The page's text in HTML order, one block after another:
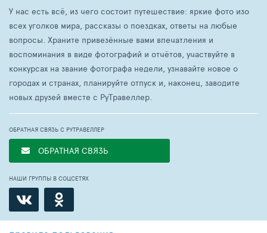
У нас есть всё, из чего состоит путешествие: яркие фото изо
всех уголков мира, рассказы о поездках, ответы на любые
вопросы. Храните привезённые вами впечатления и
воспоминания в виде фотографий и отчётов, участвуйте в
конкурсах на звание фотографа недели, узнавайте новое о
городах и странах, планируйте отпуск и, наконец, заводите
новых друзей вместе с РуТравеллер.
ОБРАТНАЯ СВЯЗЬ С РУТРАВЕЛЛЕР
ОБРАТНАЯ СВЯЗЬ
НАШИ ГРУППЫ В СОЦСЕТЯХ